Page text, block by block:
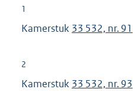
1
Kamerstuk 33 532, nr. 91
2
Kamerstuk 33 532, nr. 93